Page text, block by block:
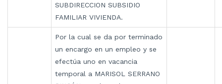
SUBDIRECCION SUBSIDIO
FAMILIAR VIVIENDA.
Por la cual se da por terminado
un encargo en un empleo y se
efectúa uno en vacancia
temporal a MARISOL SERRANO